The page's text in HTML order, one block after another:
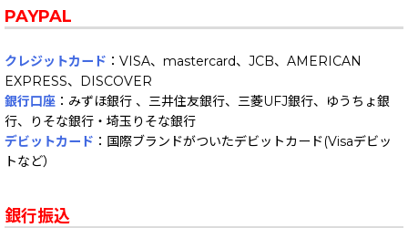
PAYPAL
クレジットカード ：VISA、mastercard、JCB、AMERICAN
EXPRESS、DISCOVER
銀行口座 ：みずほ銀行 、三井住友銀行、三菱UFJ銀行、ゆうちょ銀
行、りそな銀行・埼玉りそな銀行
デビットカード ：国際ブランドがついたデビットカード(Visaデビッ
トなど）
銀行振込